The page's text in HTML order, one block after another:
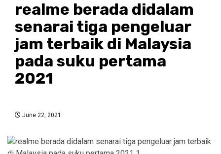
realme berada didalam
senarai tiga pengeluar
jam terbaik di Malaysia
pada suku pertama
2021
June 22, 2021